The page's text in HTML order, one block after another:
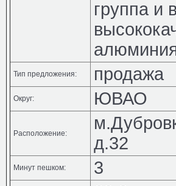
группа и
Тип предложения: продажа
Округ: ЮВАО
Расположение:
д.32
Минут пешком: 3